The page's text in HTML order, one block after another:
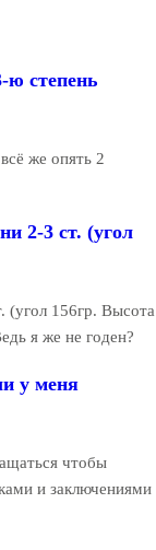
ю степень
же опять 2
2-3 ст. (угол
(угол 156гр. Высота
я же не годен?
у меня
чтобы
и заключениями